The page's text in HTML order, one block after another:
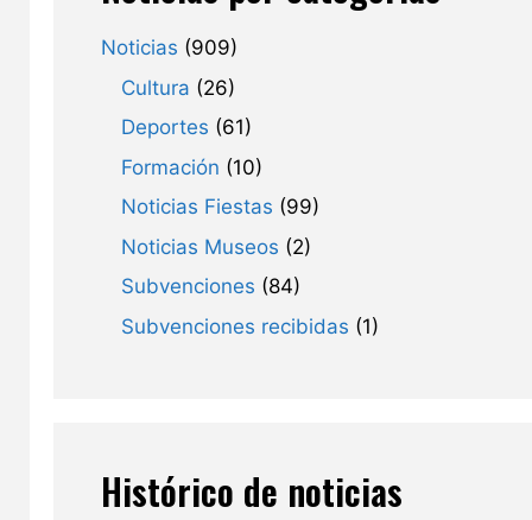
Noticias (909)
Cultura (26)
Deportes (61)
Formación (10)
Noticias Fiestas (99)
Noticias Museos (2)
Subvenciones (84)
Subvenciones recibidas (1)
Histórico de noticias